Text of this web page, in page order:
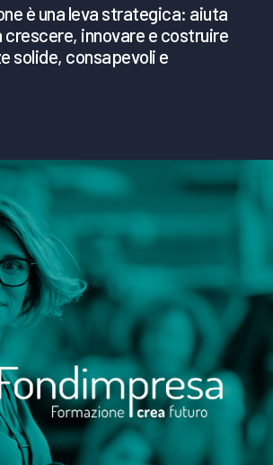
è una leva strategica: aiuta
crescere, innovare e costruire
solide, consapevoli e